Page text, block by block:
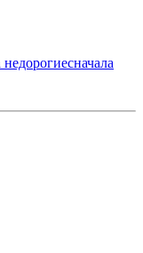
недорогиесначала